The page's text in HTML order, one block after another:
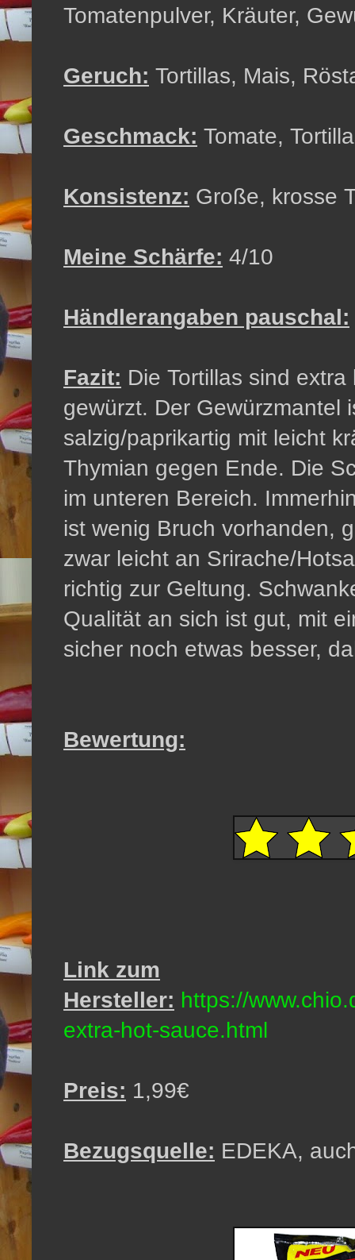
Tomatenpulver, Kräuter,
Geruch: Tortillas, Mais,
Geschmack: Tomate,
Konsistenz: Große, krosse
Meine Schärfe: 4/10
Händlerangaben pauschal:
Fazit: Die Tortillas sind
gewürzt. Der Gewürzmantel
salzig/paprikartig mit leicht
Thymian gegen Ende. Die
im unteren Bereich.
ist wenig Bruch vorhanden,
zwar leicht an Srirache/
richtig zur Geltung.
Qualität an sich ist gut, mit
sicher noch etwas besser,
Bewertung:
Link zum
Hersteller: https://
extra-hot-sauce.html
Preis: 1,99€
Bezugsquelle: EDEKA,